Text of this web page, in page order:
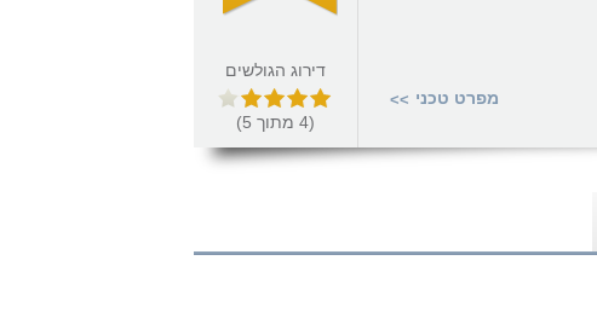
מפרט טכני >>
דירוג הגולשים
(
4 מתוך 5
)